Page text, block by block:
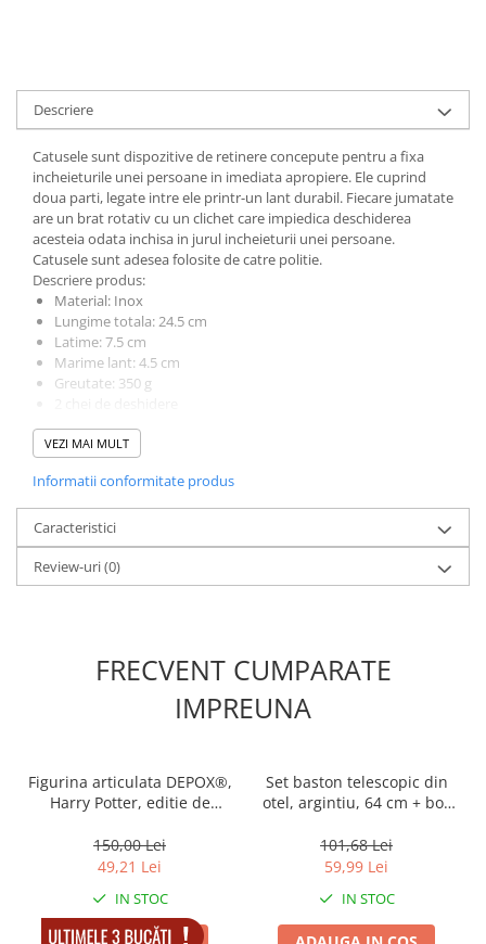
Descriere
Catusele sunt dispozitive de retinere concepute pentru a fixa
incheieturile unei persoane in imediata apropiere. Ele cuprind
doua parti, legate intre ele printr-un lant durabil. Fiecare jumatate
are un brat rotativ cu un clichet care impiedica deschiderea
acesteia odata inchisa in jurul incheieturii unei persoane.
Catusele sunt adesea folosite de catre politie.
Descriere produs:
Material: Inox
Lungime totala: 24.5 cm
Latime: 7.5 cm
Marime lant: 4.5 cm
Greutate: 350 g
VEZI MAI MULT
Informatii conformitate produs
Caracteristici
Review-uri(0)
FRECVENT CUMPARATE
IMPREUNA
Figurina articulata DEPOX®,
Harry Potter, editie de
150,00 Lei
49,21 Lei
IN STOC
Set baston telescopic din
otel, argintiu, 64 cm + box
101,68 Lei
59,99 Lei
IN STOC